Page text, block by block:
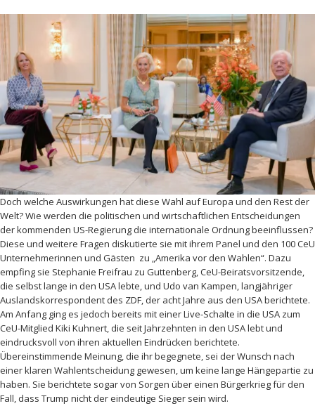
Doch welche Auswirkungen hat diese Wahl auf Europa und den Rest der
Welt? Wie werden die politischen und wirtschaftlichen Entscheidungen
der kommenden US-Regierung die internationale Ordnung beeinflussen?
Diese und weitere Fragen diskutierte sie mit ihrem Panel und den 100 CeU
Unternehmerinnen und Gästen zu „Amerika vor den Wahlen“. Dazu
empfing sie Stephanie Freifrau zu Guttenberg, CeU-Beiratsvorsitzende,
die selbst lange in den USA lebte, und Udo van Kampen, langjähriger
Auslandskorrespondent des ZDF, der acht Jahre aus den USA berichtete.
Am Anfang ging es jedoch bereits mit einer Live-Schalte in die USA zum
CeU-Mitglied Kiki Kuhnert, die seit Jahrzehnten in den USA lebt und
eindrucksvoll von ihren aktuellen Eindrücken berichtete.
Übereinstimmende Meinung, die ihr begegnete, sei der Wunsch nach
einer klaren Wahlentscheidung gewesen, um keine lange Hängepartie zu
haben. Sie berichtete sogar von Sorgen über einen Bürgerkrieg für den
Fall, dass Trump nicht der eindeutige Sieger sein wird.